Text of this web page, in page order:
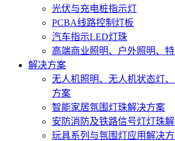
光伏与充电桩指示灯
PCBA线路控制灯板
汽车指示LED灯珠
高端商业照明、户外照明、
解决方案
无人机照明、无人机状态灯
方案
智能家居氛围灯珠解决方案
安防消防及铁路信号灯灯珠
玩具系列与氛围灯应用解决